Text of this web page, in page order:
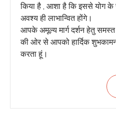
किया है , आशा है कि इससे योग के
अवश्य ही लाभान्वित होंगे।
आपके अमूल्य मार्ग दर्शन हेतु समस्त
की ओर से आपको हार्दिक
करता हूं।